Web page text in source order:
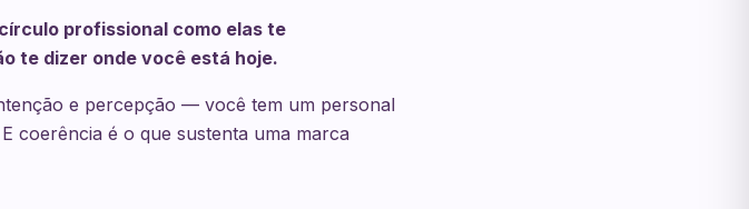
profissional como elas te
te dizer onde você está hoje.
e percepção — você tem um personal
coerência é o que sustenta uma marca